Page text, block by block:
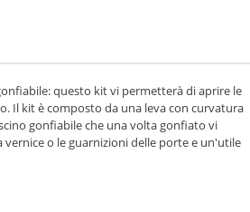
questo kit vi permetterà di aprire le
Il kit è composto da una leva con curvatura
gonfiabile che una volta gonfiato vi
o le guarnizioni delle porte e un'utile